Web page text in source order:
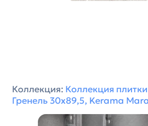
Коллекция: Коллекция
Гренель 30х89,5, Kerama